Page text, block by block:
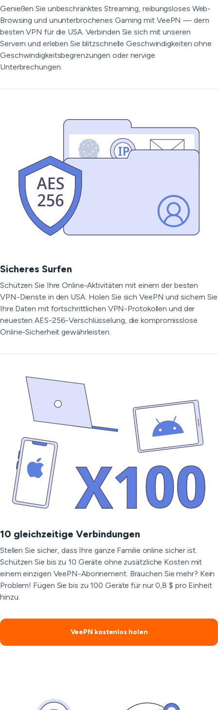
Genießen Sie unbeschränktes Streaming, reibungsloses Web-
Browsing und ununterbrochenes Gaming mit VeePN — dem
besten VPN für die USA. Verbinden Sie sich mit unseren
Servern und erleben Sie blitzschnelle Geschwindigkeiten ohne
Geschwindigkeitsbegrenzungen oder nervige
Unterbrechungen.
Sicheres Surfen
Schützen Sie Ihre Online-Aktivitäten mit einem der besten
VPN-Dienste in den USA. Holen Sie sich VeePN und sichern Sie
Ihre Daten mit fortschrittlichen VPN-Protokollen und der
neuesten AES-256-Verschlüsselung, die kompromisslose
Online-Sicherheit gewährleisten.
10 gleichzeitige Verbindungen
Stellen Sie sicher, dass Ihre ganze Familie online sicher ist.
Schützen Sie bis zu 10 Geräte ohne zusätzliche Kosten mit
einem einzigen VeePN-Abonnement. Brauchen Sie mehr? Kein
Problem! Fügen Sie bis zu 100 Geräte für nur 0,8 $ pro Einheit
hinzu.
VeePN kostenlos holen